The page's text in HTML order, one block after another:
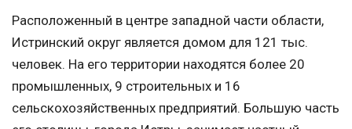
Расположенный в центре западной части области,
Истринский округ является домом для 121 тыс.
человек. На его территории находятся более 20
промышленных, 9 строительных и 16
сельскохозяйственных предприятий. Большую часть